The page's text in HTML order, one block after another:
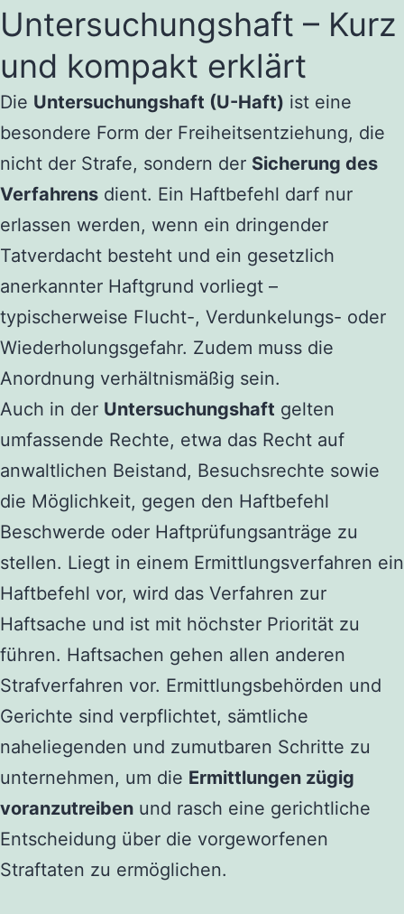
Untersuchungshaft – Kurz
und kompakt erklärt
Die Untersuchungshaft (U-Haft) ist eine
besondere Form der Freiheitsentziehung, die
nicht der Strafe, sondern der Sicherung des
Verfahrens dient. Ein Haftbefehl darf nur
erlassen werden, wenn ein dringender
Tatverdacht besteht und ein gesetzlich
anerkannter Haftgrund vorliegt –
typischerweise Flucht-, Verdunkelungs- oder
Wiederholungsgefahr. Zudem muss die
Anordnung verhältnismäßig sein.
Auch in der Untersuchungshaft gelten
umfassende Rechte, etwa das Recht auf
anwaltlichen Beistand, Besuchsrechte sowie
die Möglichkeit, gegen den Haftbefehl
Beschwerde oder Haftprüfungsanträge zu
stellen. Liegt in einem Ermittlungsverfahren ein
Haftbefehl vor, wird das Verfahren zur
Haftsache und ist mit höchster Priorität zu
führen. Haftsachen gehen allen anderen
Strafverfahren vor. Ermittlungsbehörden und
Gerichte sind verpflichtet, sämtliche
naheliegenden und zumutbaren Schritte zu
unternehmen, um die Ermittlungen zügig
voranzutreiben und rasch eine gerichtliche
Entscheidung über die vorgeworfenen
Straftaten zu ermöglichen.